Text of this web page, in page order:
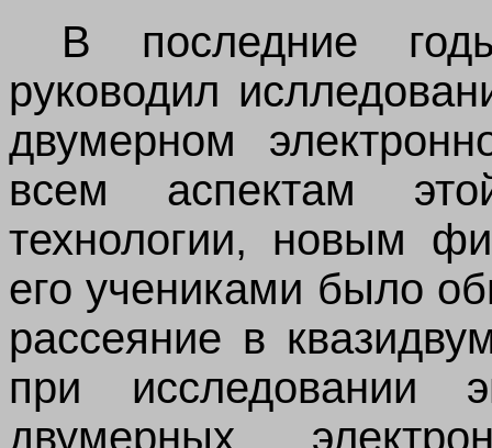
В последние
руководил
двумерном
всем аспектам
технологии, новым
его учениками было
рассеяние в
при исследовании
двумерных